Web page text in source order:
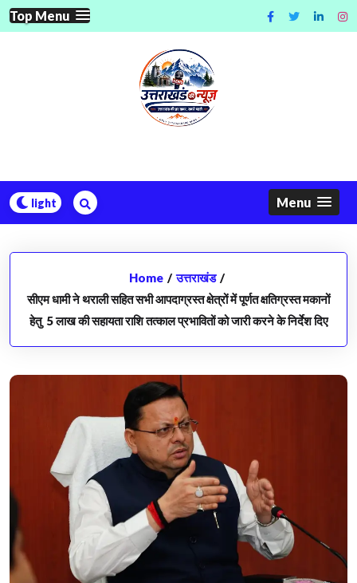
Skip
to
Top Menu
Menu
Home / उत्तराखंड /
सीएम धामी ने थराली सहित सभी आपदाग्रस्त क्षेत्रों में पूर्णत क्षतिग्रस्त मकानों
हेतु 5 लाख की सहायता राशि तत्काल प्रभावितों को जारी करने के निर्देश दिए